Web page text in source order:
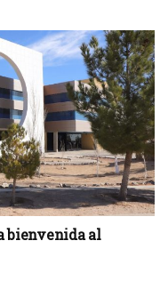
bienvenida al